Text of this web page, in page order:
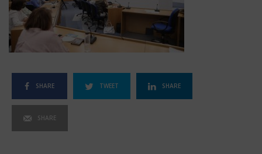
SHARE TWEET SHARE
SHARE